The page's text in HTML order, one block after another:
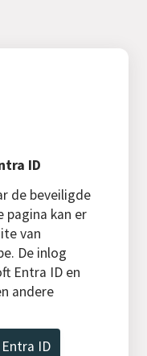
ID
de beveiligde
pagina kan er
van
De inlog
Entra ID en
andere
ID